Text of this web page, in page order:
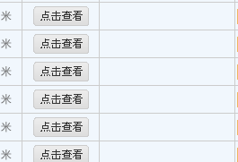
米
米
米
米
米
米